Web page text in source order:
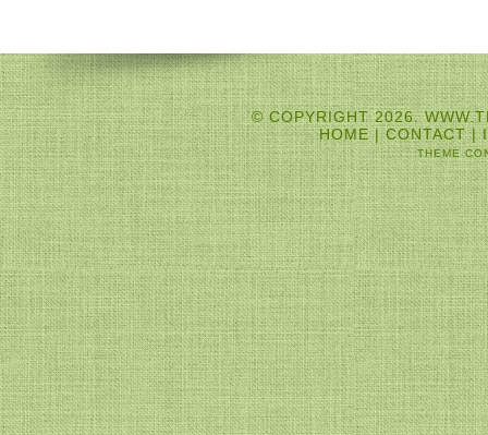
© COPYRIGHT 2026.
HOME|CONTACT|
THEME